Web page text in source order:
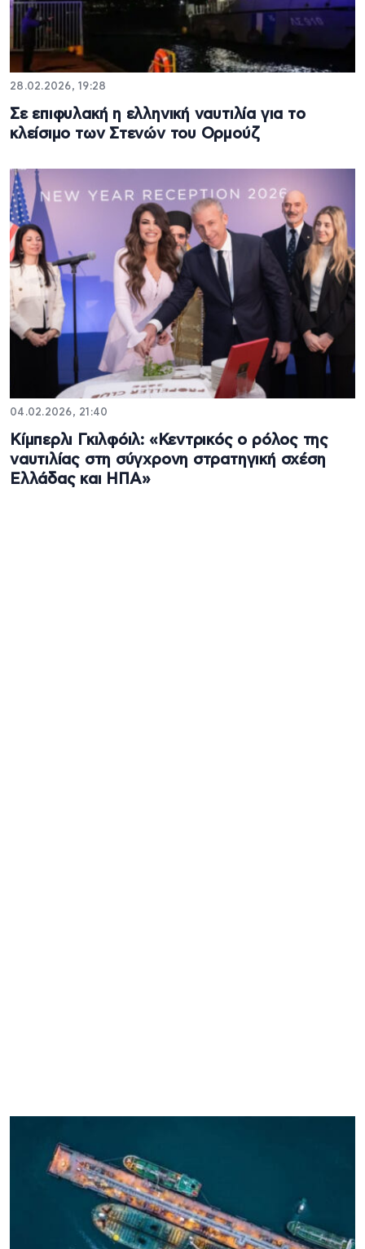
28.02.2026, 19:28
Σε επιφυλακή η ελληνική ναυτιλία για το
κλείσιμο των Στενών του Ορμούζ
04.02.2026, 21:40
Κίμπερλι Γκιλφόιλ: «Κεντρικός ο ρόλος της
ναυτιλίας στη σύγχρονη στρατηγική σχέση
Ελλάδας και ΗΠΑ»